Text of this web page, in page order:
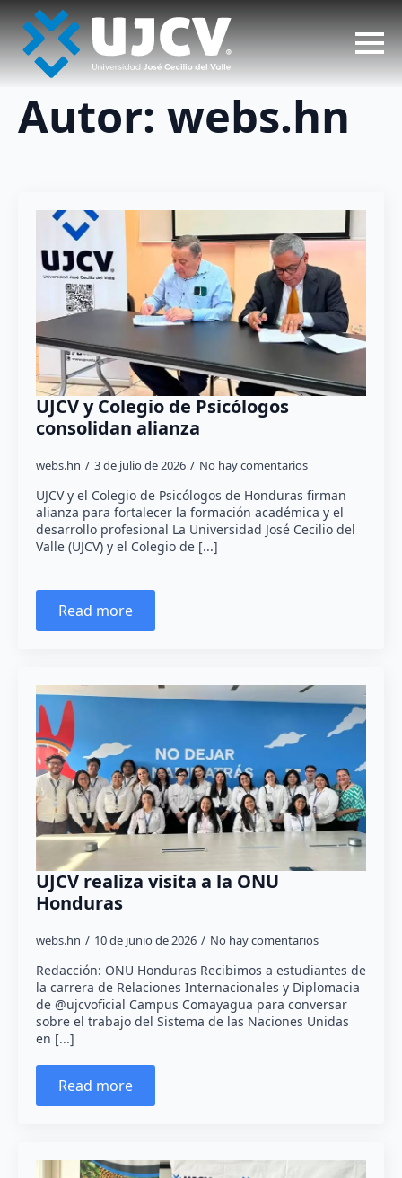
Autor: webs.hn
UJCV y Colegio de Psicólogos
consolidan alianza
webs.hn 3 de julio de 2026 No hay comentarios
UJCV y el Colegio de Psicólogos de Honduras firman
alianza para fortalecer la formación académica y el
desarrollo profesional La Universidad José Cecilio del
Valle (UJCV) y el Colegio de [...]
Read more
UJCV realiza visita a la ONU
Honduras
webs.hn 10 de junio de 2026 No hay comentarios
Redacción: ONU Honduras Recibimos a estudiantes de
la carrera de Relaciones Internacionales y Diplomacia
de @ujcvoficial Campus Comayagua para conversar
sobre el trabajo del Sistema de las Naciones Unidas
en [...]
Read more